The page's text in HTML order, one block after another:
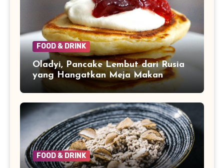
FOOD & DRINK
Oladyi, Pancake Lembut dari Rusia
yang Hangatkan Meja Makan
FOOD & DRINK